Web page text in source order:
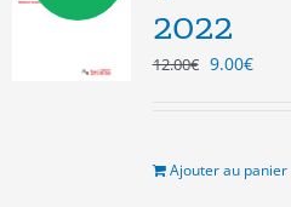
2022
12.00€ Le
12.00€.
9.00€Le
9.00€.
Ajouter au panier